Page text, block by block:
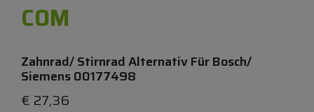
COM
Zahnrad/ Stirnrad Alternativ Für Bosch/
Siemens 00177498
€ 27,36